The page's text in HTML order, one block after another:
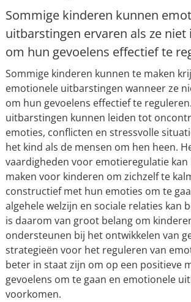
Sommige kinderen kunnen
uitbarstingen ervaren als ze niet
om hun gevoelens effectief te
Sommige kinderen kunnen te maken
emotionele uitbarstingen wanneer ze
om hun gevoelens effectief te
uitbarstingen kunnen leiden tot
emoties, conflicten en stressvolle
het kind als de mensen om hen heen.
vaardigheden voor emotieregulatie
maken voor kinderen om zichzelf te
constructief met hun emoties om te
algehele welzijn en sociale relaties kan
is daarom van groot belang om
ondersteunen bij het ontwikkelen van
strategieën voor het reguleren van
beter in staat zijn om op een positieve
gevoelens om te gaan en emotionele
voorkomen.